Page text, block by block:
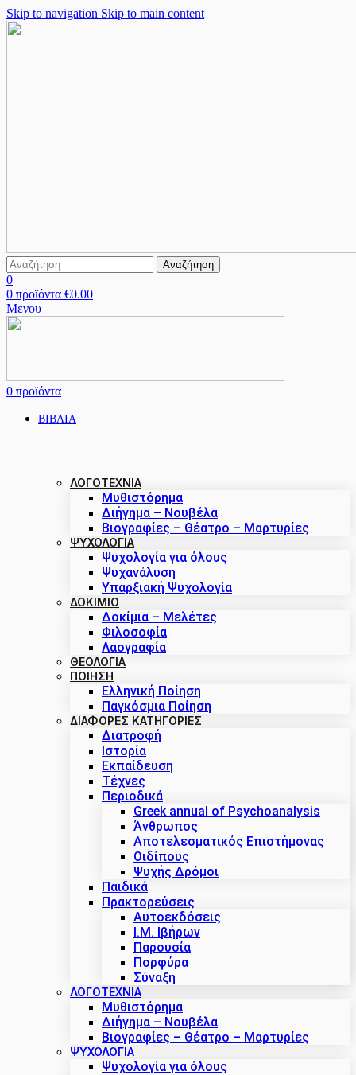
Skip to navigation Skip to main content
Αναζήτηση
0
0 προϊόντα €0.00
Μενου
0 προϊόντα
ΒΙΒΛΙΑ
ΛΟΓΟΤΕΧΝΙΑ
Μυθιστόρημα
Διήγημα – Νουβέλα
Βιογραφίες – Θέατρο – Μαρτυρίες
ΨΥΧΟΛΟΓΙΑ
Ψυχολογία για όλους
Ψυχανάλυση
Υπαρξιακή Ψυχολογία
ΔΟΚΊΜΙΟ
Δοκίμια – Μελέτες
Φιλοσοφία
Λαογραφία
ΘΕΟΛΟΓΙΑ
ΠΟΙΗΣΗ
Ελληνική Ποίηση
Παγκόσμια Ποίηση
ΔΙΑΦΟΡΕΣ ΚΑΤΗΓΟΡΙΕΣ
Διατροφή
Ιστορία
Εκπαίδευση
Τέχνες
Περιοδικά
Greek annual of Psychoanalysis
Άνθρωπος
Αποτελεσματικός Επιστήμονας
Οιδίπους
Ψυχής Δρόμοι
Παιδικά
Πρακτoρεύσεις
Αυτοεκδόσεις
Ι.Μ. Ιβήρων
Παρουσία
Πορφύρα
Σύναξη
ΛΟΓΟΤΕΧΝΙΑ
Μυθιστόρημα
Διήγημα – Νουβέλα
Βιογραφίες – Θέατρο – Μαρτυρίες
ΨΥΧΟΛΟΓΙΑ
Ψυχολογία για όλους